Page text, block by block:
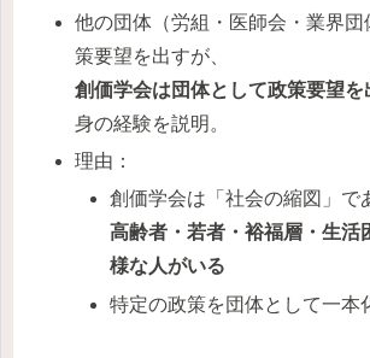
他の団体（労組・医師会・業界団
策要望を出すが、
創価学会は団体として政策要望を
身の経験を説明。
理由：
創価学会は「社会の縮図」で
高齢者・若者・裕福層・生活
様な人がいる
特定の政策を団体として一本